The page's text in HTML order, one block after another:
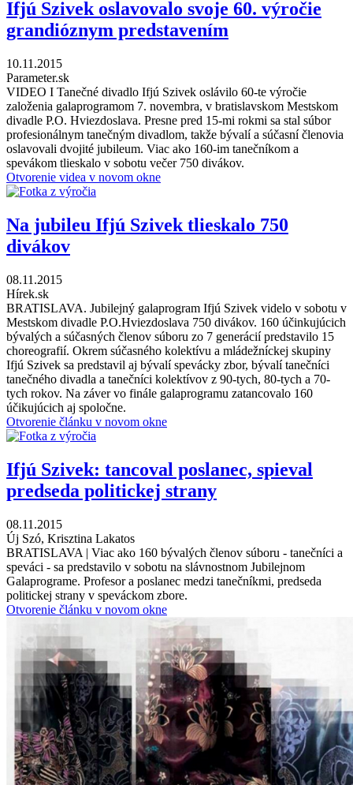
Ifjú Szivek oslavovalo svoje 60. výročie
grandióznym predstavením
10.11.2015
Parameter.sk
VIDEO I Tanečné divadlo Ifjú Szivek oslávilo 60-te výročie
založenia galaprogramom 7. novembra, v bratislavskom Mestskom
divadle P.O. Hviezdoslava. Presne pred 15-mi rokmi sa stal súbor
profesionálnym tanečným divadlom, takže bývalí a súčasní členovia
oslavovali dvojité jubileum. Viac ako 160-im tanečníkom a
spevákom tlieskalo v sobotu večer 750 divákov.
Otvorenie videa v novom okne
Na jubileu Ifjú Szivek tlieskalo 750
divákov
08.11.2015
Hírek.sk
BRATISLAVA. Jubilejný galaprogram Ifjú Szivek videlo v sobotu v
Mestskom divadle P.O.Hviezdoslava 750 divákov. 160 účinkujúcich
bývalých a súčasných členov súboru zo 7 generácií predstavilo 15
choreografií. Okrem súčasného kolektívu a mládežníckej skupiny
Ifjú Szivek sa predstavil aj bývalí spevácky zbor, bývalí tanečníci
tanečného divadla a tanečníci kolektívov z 90-tych, 80-tych a 70-
tych rokov. Na záver vo finále galaprogramu zatancovalo 160
účikujúcich aj spoločne.
Otvorenie článku v novom okne
Ifjú Szivek: tancoval poslanec, spieval
predseda politickej strany
08.11.2015
Új Szó, Krisztina Lakatos
BRATISLAVA | Viac ako 160 bývalých členov súboru - tanečníci a
speváci - sa predstavilo v sobotu na slávnostnom Jubilejnom
Galaprograme. Profesor a poslanec medzi tanečníkmi, predseda
politickej strany v speváckom zbore.
Otvorenie článku v novom okne